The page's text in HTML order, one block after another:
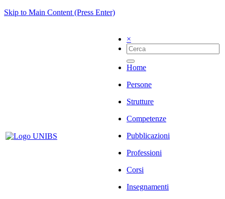
Skip to Main Content (Press Enter)
×
Home
Persone
Strutture
Competenze
Pubblicazioni
Professioni
Corsi
Insegnamenti